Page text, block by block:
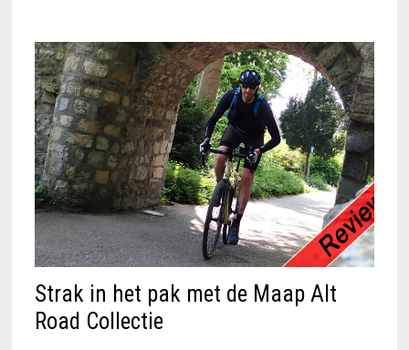
Strak in het pak met de Maap Alt
Road Collectie